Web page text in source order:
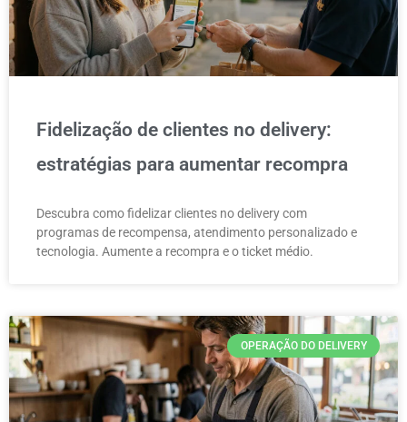
Fidelização de clientes no delivery:
estratégias para aumentar recompra
Descubra como fidelizar clientes no delivery com
programas de recompensa, atendimento personalizado e
tecnologia. Aumente a recompra e o ticket médio.
OPERAÇÃO DO DELIVERY